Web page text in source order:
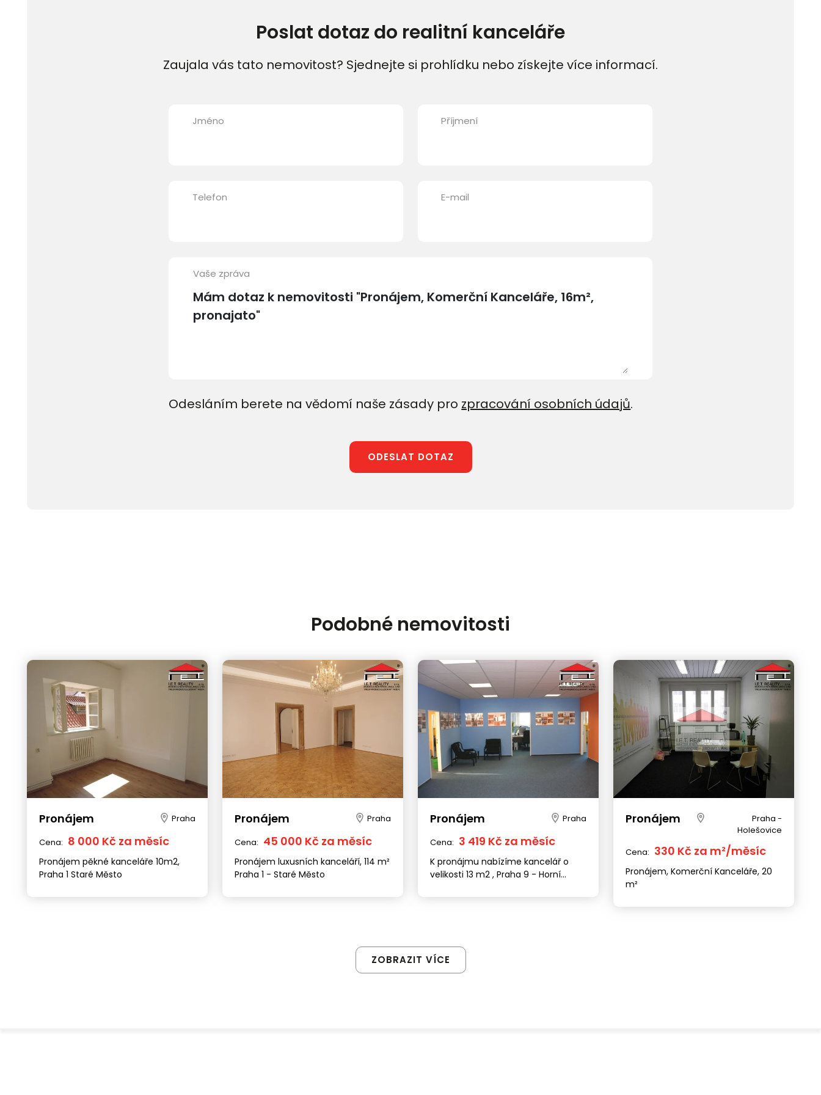
Poslat dotaz do realitní kanceláře
Zaujala vás tato nemovitost? Sjednejte si prohlídku nebo získejte více informací.
Jméno Příjmení
Telefon E-mail
Vaše zpráva
Odesláním berete na vědomí naše zásady pro zpracování osobních údajů.
ODESLAT DOTAZ
Podobné nemovitosti
Pronájem Praha
Cena: 8 000 Kč za měsíc
Pronájem pěkné kanceláře 10m2,
Praha 1 Staré Město
Pronájem Praha
Cena: 45 000 Kč za měsíc
Pronájem luxusních kanceláří, 114 m²
Praha 1 - Staré Město
Pronájem Praha
Cena: 3 419 Kč za měsíc
K pronájmu nabízíme kancelář o
velikosti 13 m2 , Praha 9 - Horní
Pronájem
Praha -
Holešovice
Cena: 330 Kč za m²/měsíc
Pronájem, Komerční Kanceláře, 20
m²
ZOBRAZIT VÍCE